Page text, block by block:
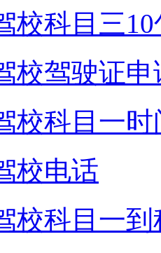
校科目三
校驾驶证
校科目一时
校电话
校科目一